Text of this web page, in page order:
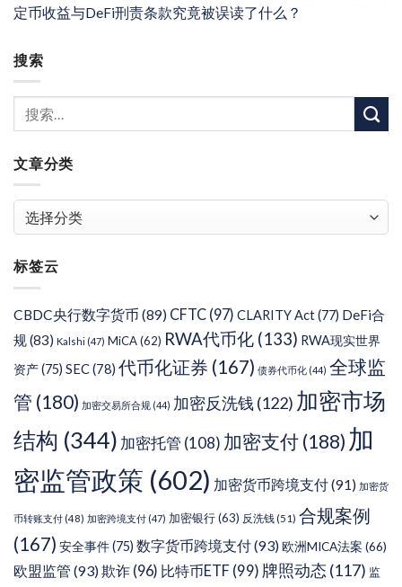
定币收益与DeFi刑责条款究竟被误读了什么？
搜索
文章分类
类
标签云
CBDC央行数字货币 (89) CFTC (97) CLARITY Act(77) DeFi合
规(83) Kalshi (47) MiCA(62) RWA代币化 (133) RWA现实世界
资产(75) SEC(78) 代币化证券 (167) 债券代币化 (44) 全球监
管 (180) 加密交易所合规 (44) 加密反洗钱 (122) 加密市场
结构 (344) 加密托管 (108) 加密支付 (188) 加
密监管政策 (602) 加密货币跨境支付(91) 加密货
币转账支付 (48) 加密跨境支付 (47) 加密银行(63) 反洗钱(51) 合规案例
(167) 安全事件(75) 数字货币跨境支付(93)欧洲MICA法案 (66)
欧盟监管 (93)欺诈 (96) 比特币ETF (99) 牌照动态 (117) 监